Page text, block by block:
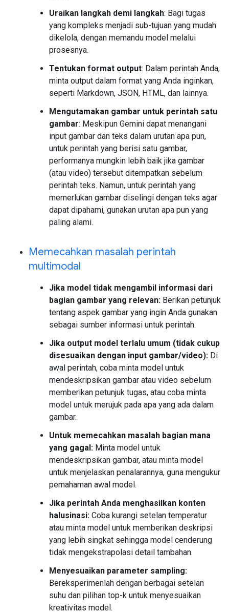
Uraikan langkah demi langkah: Bagi tugas
yang kompleks menjadi sub-tujuan yang mudah
dikelola, dengan memandu model melalui
prosesnya.
Tentukan format output: Dalam perintah Anda,
minta output dalam format yang Anda inginkan,
seperti Markdown, JSON, HTML, dan lainnya.
Mengutamakan gambar untuk perintah satu
gambar: Meskipun Gemini dapat menangani
input gambar dan teks dalam urutan apa pun,
untuk perintah yang berisi satu gambar,
performanya mungkin lebih baik jika gambar
(atau video) tersebut ditempatkan sebelum
perintah teks. Namun, untuk perintah yang
memerlukan gambar diselingi dengan teks agar
dapat dipahami, gunakan urutan apa pun yang
paling alami.
Memecahkan masalah perintah
multimodal
Jika model tidak mengambil informasi dari
bagian gambar yang relevan: Berikan petunjuk
tentang aspek gambar yang ingin Anda gunakan
sebagai sumber informasi untuk perintah.
Jika output model terlalu umum (tidak cukup
disesuaikan dengan input gambar/video): Di
awal perintah, coba minta model untuk
mendeskripsikan gambar atau video sebelum
memberikan petunjuk tugas, atau coba minta
model untuk merujuk pada apa yang ada dalam
gambar.
Untuk memecahkan masalah bagian mana
yang gagal: Minta model untuk
mendeskripsikan gambar, atau minta model
untuk menjelaskan penalarannya, guna mengukur
pemahaman awal model.
Jika perintah Anda menghasilkan konten
halusinasi: Coba kurangi setelan temperatur
atau minta model untuk memberikan deskripsi
yang lebih singkat sehingga model cenderung
tidak mengekstrapolasi detail tambahan.
Menyesuaikan parameter sampling:
Bereksperimenlah dengan berbagai setelan
suhu dan pilihan top-k untuk menyesuaikan
kreativitas model.